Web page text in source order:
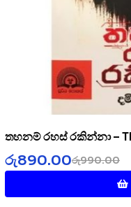
තහනම් රහස් රකින්නා –
රු990.00
රු890.00